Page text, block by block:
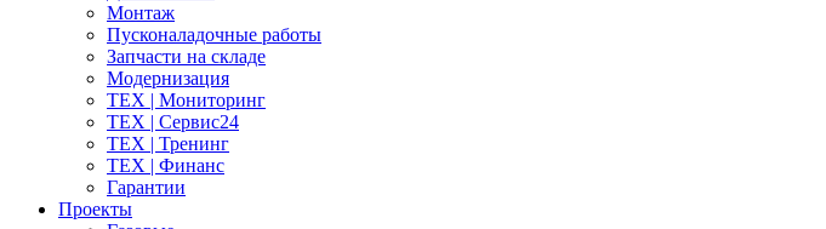
Монтаж
Пусконаладочные работы
Запчасти на складе
Модернизация
ТЕХ | Мониторинг
ТЕХ | Сервис24
ТЕХ | Тренинг
ТЕХ | Финанс
Гарантии
Проекты